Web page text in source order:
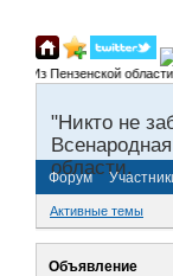
Из Пензенской области
"Никто не
области.
Форум
Активные темы
Объявление